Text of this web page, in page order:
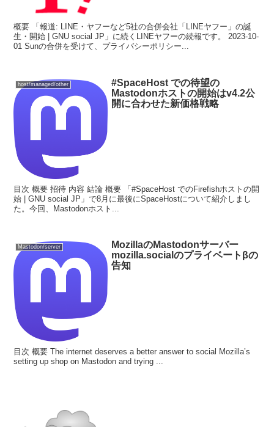
概要 「報道: LINE・ヤフーなど5社の合併会社「LINEヤフー」の誕
生・開始 | GNU social JP」に続くLINEヤフーの続報です。 2023-10-
01 Sunの合併を受けて、プライバシーポリシー...
host/managed/other
#SpaceHost での待望の
Mastodonホストの開始はv4.2公
開に合わせた新価格戦略
目次 概要 招待 内容 結論 概要 「#SpaceHost でのFirefishホストの開
始 | GNU social JP」で8月に最後にSpaceHostについて紹介しまし
た。今回、Mastodonホスト...
Mastodon/server
MozillaのMastodonサーバー
mozilla.socialのプライベートβの
告知
目次 概要 The internet deserves a better answer to social Mozilla’s
setting up shop on Mastodon and trying ...